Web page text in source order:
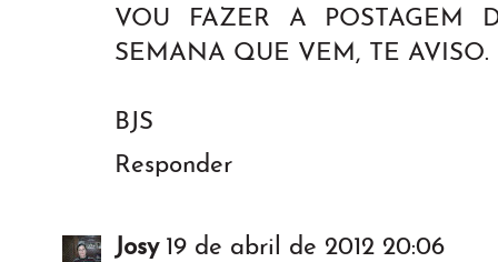
VOU FAZER A POSTAGEM
SEMANA QUE VEM, TE AVISO.
BJS
Responder
Josy 19 de abril de 2012 20:06